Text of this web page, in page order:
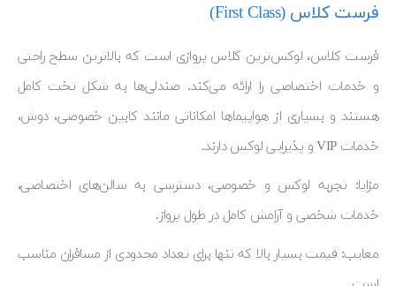
فرست کلاس (First Class)
فرست کلاس، لوکس‌ترین کلاس پروازی است که بالاترین سطح راحتی
و خدمات اختصاصی را ارائه می‌کند. صندلی‌ها به شکل تخت کامل
هستند و بسیاری از هواپیماها امکاناتی مانند کابین خصوصی، دوش،
خدمات VIP و پذیرایی لوکس دارند.
مزایا: تجربه لوکس و خصوصی، دسترسی به سالن‌های اختصاصی،
خدمات شخصی و آرامش کامل در طول پرواز.
معایب: قیمت بسیار بالا که تنها برای تعداد محدودی از مسافران مناسب